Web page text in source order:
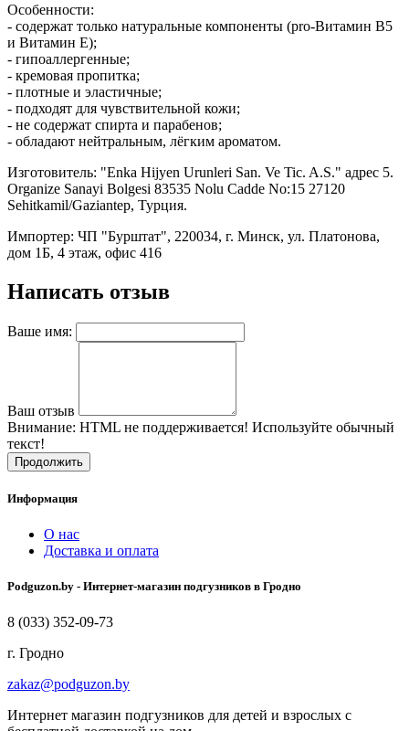
Особенности:
- содержат только натуральные компоненты (pro-Витамин В5
и Витамин Е);
- гипоаллергенные;
- кремовая пропитка;
- плотные и эластичные;
- подходят для чувствительной кожи;
- не содержат спирта и парабенов;
- обладают нейтральным, лёгким ароматом.
Изготовитель: "Enka Hijyen Urunleri San. Ve Tic. A.S." адрес 5.
Organize Sanayi Bolgesi 83535 Nolu Cadde No:15 27120
Sehitkamil/Gaziantep, Турция.
Импортер: ЧП "Бурштат", 220034, г. Минск, ул. Платонова,
дом 1Б, 4 этаж, офис 416
Написать отзыв
Ваше имя:
Ваш отзыв
Внимание: HTML не поддерживается! Используйте обычный
текст!
Продолжить
Информация
О нас
Доставка и оплата
Podguzon.by - Интернет-магазин подгузников в Гродно
8 (033) 352-09-73
г. Гродно
zakaz@podguzon.by
Интернет магазин подгузников для детей и взрослых с